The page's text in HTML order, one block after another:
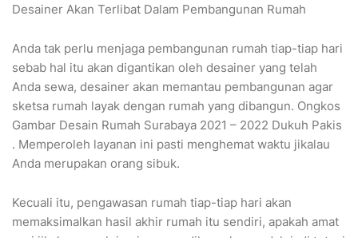
Desainer Akan Terlibat Dalam Pembangunan Rumah
Anda tak perlu menjaga pembangunan rumah tiap-tiap hari
sebab hal itu akan digantikan oleh desainer yang telah
Anda sewa, desainer akan memantau pembangunan agar
sketsa rumah layak dengan rumah yang dibangun. Ongkos
Gambar Desain Rumah Surabaya 2021 – 2022 Dukuh Pakis
. Memperoleh layanan ini pasti menghemat waktu jikalau
Anda merupakan orang sibuk.
Kecuali itu, pengawasan rumah tiap-tiap hari akan
memaksimalkan hasil akhir rumah itu sendiri, apakah amat